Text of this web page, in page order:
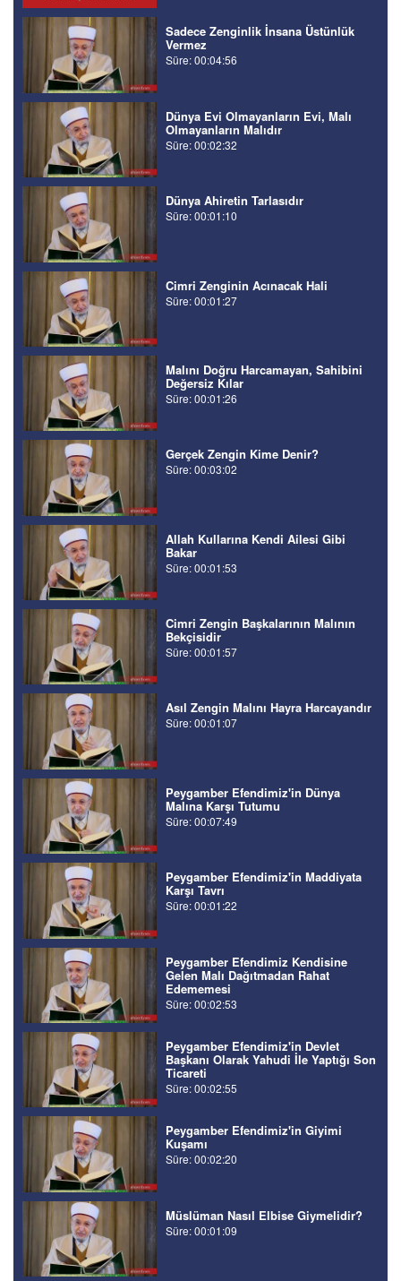
Sadece Zenginlik İnsana Üstünlük
Vermez
Süre: 00:04:56
Dünya Evi Olmayanların Evi, Malı
Olmayanların Malıdır
Süre: 00:02:32
Dünya Ahiretin Tarlasıdır
Süre: 00:01:10
Cimri Zenginin Acınacak Hali
Süre: 00:01:27
Malını Doğru Harcamayan, Sahibini
Değersiz Kılar
Süre: 00:01:26
Gerçek Zengin Kime Denir?
Süre: 00:03:02
Allah Kullarına Kendi Ailesi Gibi
Bakar
Süre: 00:01:53
Cimri Zengin Başkalarının Malının
Bekçisidir
Süre: 00:01:57
Asıl Zengin Malını Hayra Harcayandır
Süre: 00:01:07
Peygamber Efendimiz'in Dünya
Malına Karşı Tutumu
Süre: 00:07:49
Peygamber Efendimiz'in Maddiyata
Karşı Tavrı
Süre: 00:01:22
Peygamber Efendimiz Kendisine
Gelen Malı Dağıtmadan Rahat
Edememesi
Süre: 00:02:53
Peygamber Efendimiz'in Devlet
Başkanı Olarak Yahudi İle Yaptığı Son
Ticareti
Süre: 00:02:55
Peygamber Efendimiz'in Giyimi
Kuşamı
Süre: 00:02:20
Müslüman Nasıl Elbise Giymelidir?
Süre: 00:01:09